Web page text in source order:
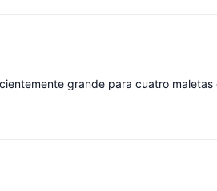
grande para cuatro